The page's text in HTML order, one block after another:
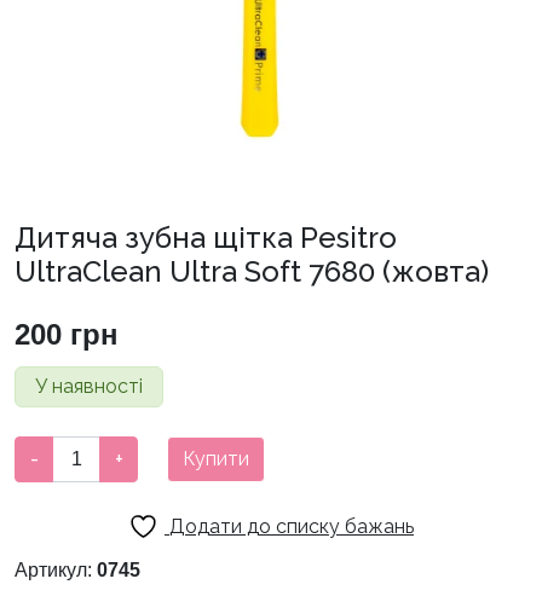
Дитяча зубна щітка Pesitro
UltraClean Ultra Soft 7680 (жовта)
200 грн
У наявності
Дитяча
зубна
UltraClean
- + Купити
Додати до списку бажань
Артикул: 0745